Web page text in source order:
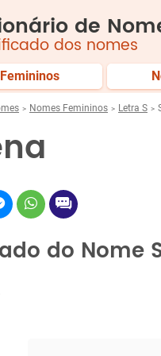
de
dos nomes
Nomes Femininos Letra S
do Nome